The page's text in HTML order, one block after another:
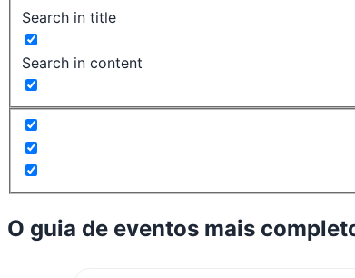
Search in title
Search in content
O guia de eventos mais